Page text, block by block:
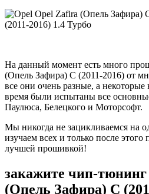
На данный момент есть много
(Опель Зафира) С (2011-2016) от
все они очень разные, а
время были испытаны все
Паулюса, Белецкого и Моторсофт.
Мы никогда не зацикливаемся на
изучаем всех и только после
лучшей прошивкой!
закажите чип-
(Опель Зафира) С